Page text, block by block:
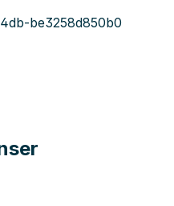
be3258d850b0